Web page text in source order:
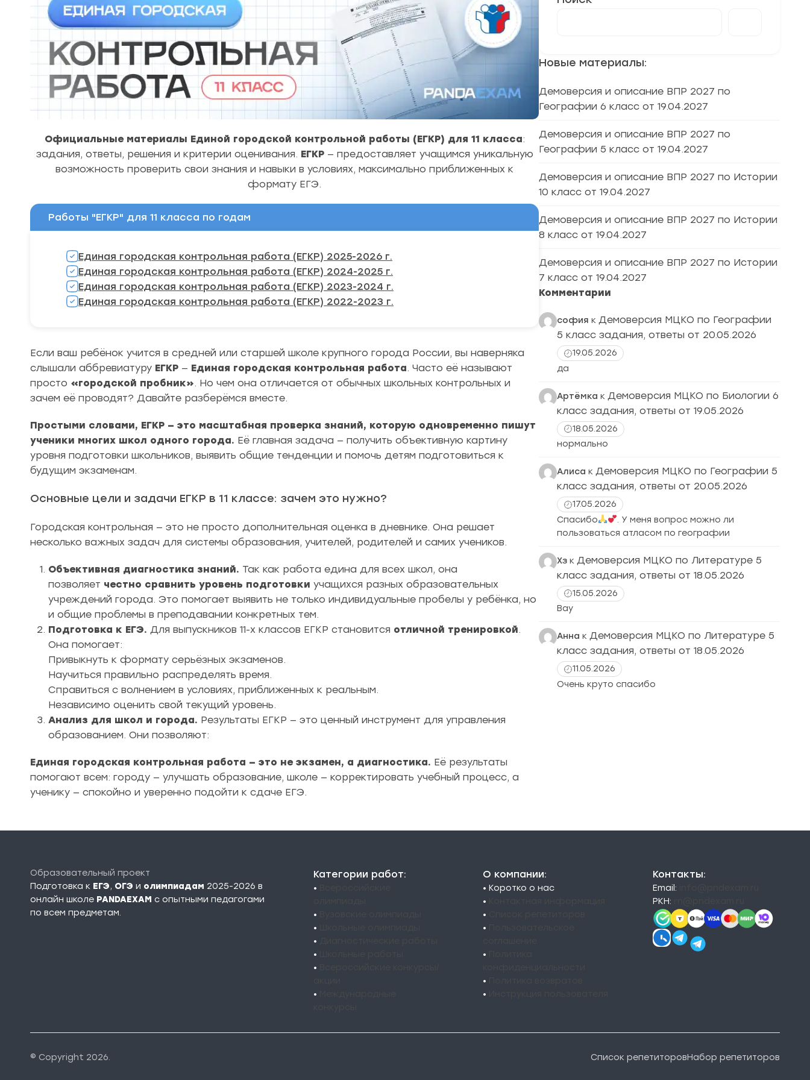
Официальные материалы Единой городской контрольной работы (ЕГКР) для 11 класса:
задания, ответы, решения и критерии оценивания. ЕГКР — предоставляет учащимся уникальную
возможность проверить свои знания и навыки в условиях, максимально приближенных к
формату ЕГЭ.
Работы "ЕГКР" для 11 класса по годам
Единая городская контрольная работа (ЕГКР) 2025-2026 г.
Единая городская контрольная работа (ЕГКР) 2024-2025 г.
Единая городская контрольная работа (ЕГКР) 2023-2024 г.
Единая городская контрольная работа (ЕГКР) 2022-2023 г.
Если ваш ребёнок учится в средней или старшей школе крупного города России, вы наверняка
слышали аббревиатуру ЕГКР — Единая городская контрольная работа. Часто её называют
просто «городской пробник». Но чем она отличается от обычных школьных контрольных и
зачем её проводят? Давайте разберёмся вместе.
Простыми словами, ЕГКР — это масштабная проверка знаний, которую одновременно пишут
ученики многих школ одного города. Её главная задача — получить объективную картину
уровня подготовки школьников, выявить общие тенденции и помочь детям подготовиться к
будущим экзаменам.
Основные цели и задачи ЕГКР в 11 классе: зачем это нужно?
Городская контрольная — это не просто дополнительная оценка в дневнике. Она решает
несколько важных задач для системы образования, учителей, родителей и самих учеников.
Объективная диагностика знаний. Так как работа едина для всех школ, она
позволяет честно сравнить уровень подготовки учащихся разных образовательных
учреждений города. Это помогает выявить не только индивидуальные пробелы у ребёнка, но
и общие проблемы в преподавании конкретных тем.
Подготовка к ЕГЭ. Для выпускников 11-х классов ЕГКР становится отличной тренировкой.
Она помогает:
Привыкнуть к формату серьёзных экзаменов.
Научиться правильно распределять время.
Справиться с волнением в условиях, приближенных к реальным.
Независимо оценить свой текущий уровень.
Анализ для школ и города. Результаты ЕГКР — это ценный инструмент для управления
образованием. Они позволяют:
Единая городская контрольная работа — это не экзамен, а диагностика. Её результаты
помогают всем: городу — улучшать образование, школе — корректировать учебный процесс, а
ученику — спокойно и уверенно подойти к сдаче ЕГЭ.
Новые материалы:
Демоверсия и описание ВПР 2027 по
Географии 6 класс от 19.04.2027
Демоверсия и описание ВПР 2027 по
Географии 5 класс от 19.04.2027
Демоверсия и описание ВПР 2027 по Истории
10 класс от 19.04.2027
Демоверсия и описание ВПР 2027 по Истории
8 класс от 19.04.2027
Демоверсия и описание ВПР 2027 по Истории
7 класс от 19.04.2027
Комментарии
софия к Демоверсия МЦКО по Географии
5 класс задания, ответы от 20.05.2026
19.05.2026
да
Артёмка к Демоверсия МЦКО по Биологии 6
класс задания, ответы от 19.05.2026
18.05.2026
нормально
Алиса к Демоверсия МЦКО по Географии 5
класс задания, ответы от 20.05.2026
17.05.2026
Спасибо
. У меня вопрос можно ли
пользоваться атласом по географии
Хз к Демоверсия МЦКО по Литературе 5
класс задания, ответы от 18.05.2026
15.05.2026
Вау
Анна к Демоверсия МЦКО по Литературе 5
класс задания, ответы от 18.05.2026
11.05.2026
Очень круто спасибо
Образовательный проект
Подготовка к ЕГЭ, ОГЭ и олимпиадам 2025-2026 в
онлайн школе PANDAEXAM c опытными педагогами
по всем предметам.
Категории работ:
•
•
•
•
•
•
•
О компании:
• Коротко о нас
•
•
•
•
•
•
Контакты:
Email:
РКН:
© Copyright 2026. Список репетиторовНабор репетиторов